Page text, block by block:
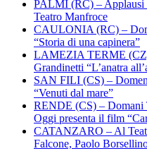
PALMI (RC) – Applausi
Teatro Manfroce
CAULONIA (RC) –
“Storia di una capinera”
LAMEZIA TERME
Grandinetti “L’anatra
SAN FILI (CS) –
“Venuti dal mare”
RENDE (CS) – Domani
Oggi presenta il film
CATANZARO – Al
Falcone, Paolo